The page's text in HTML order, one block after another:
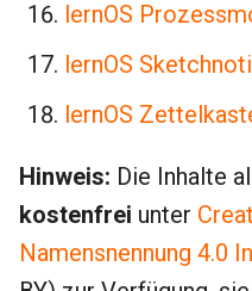
lernOS
lernOS
lernOS
Hinweis: Die Inhalte
kostenfrei unter
Namensnennung 4.0